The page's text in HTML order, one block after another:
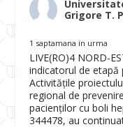
Grigore T.
1 saptamana in urma
LIVE(RO)4 NORD-
indicatorul de etapă
Activitățile
regional de
pacienților cu boli
344478, au